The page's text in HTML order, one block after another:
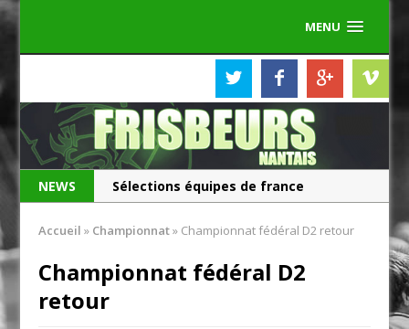
MENU
NEWS
Sélections équipes de france
Accueil » Championnat» Championnat fédéral D2 retour
Championnat fédéral D2
retour